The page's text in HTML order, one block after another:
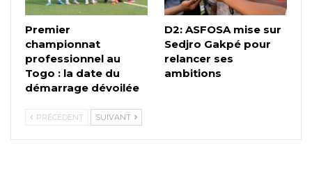
Premier
championnat
professionnel au
Togo : la date du
démarrage dévoilée
D2: ASFOSA mise sur
Sedjro Gakpé pour
relancer ses
ambitions
PRÉCÉDENT SUIVANT